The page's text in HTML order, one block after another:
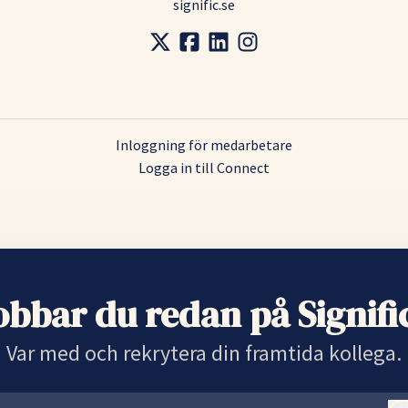
signific.se
Inloggning för medarbetare
Logga in till Connect
du redan på
Var med och rekrytera din framtida kollega.